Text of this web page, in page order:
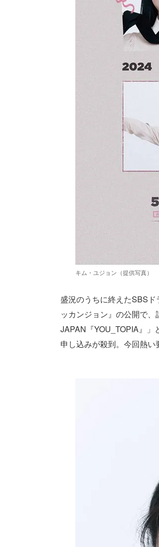
キム・ユジョン（提供写真）
盛況のうちに終えたSBS
ッカンジョン』の公開で
JAPAN『YOU_TOPIA』
申し込みが殺到。今回熱い